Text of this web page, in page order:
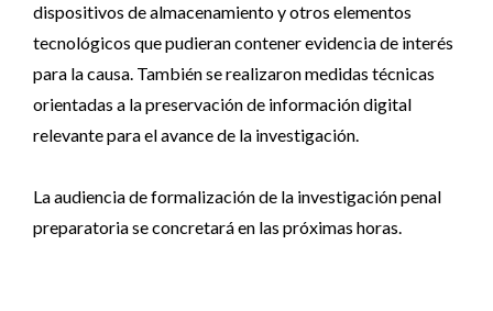
dispositivos de almacenamiento y otros elementos
tecnológicos que pudieran contener evidencia de interés
para la causa. También se realizaron medidas técnicas
orientadas a la preservación de información digital
relevante para el avance de la investigación.
La audiencia de formalización de la investigación penal
preparatoria se concretará en las próximas horas.